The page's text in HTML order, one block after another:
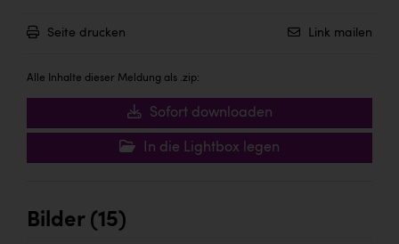
Seite drucken Link mailen
Alle Inhalte dieser Meldung als .zip:
Sofort downloaden
In die Lightbox legen
Bilder (15)